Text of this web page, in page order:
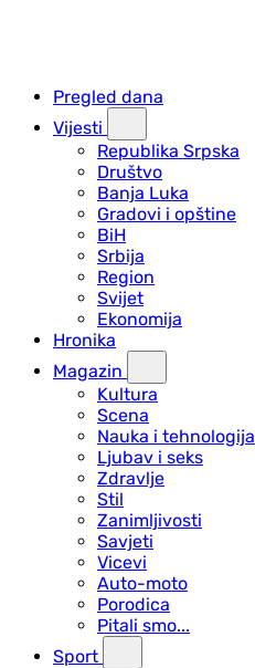
Pregled dana
Vijesti
Republika Srpska
Društvo
Banja Luka
Gradovi i opštine
BiH
Srbija
Region
Svijet
Ekonomija
Hronika
Magazin
Kultura
Scena
Nauka i tehnologija
Ljubav i seks
Zdravlje
Stil
Zanimljivosti
Savjeti
Vicevi
Auto-moto
Porodica
Pitali smo...
Sport